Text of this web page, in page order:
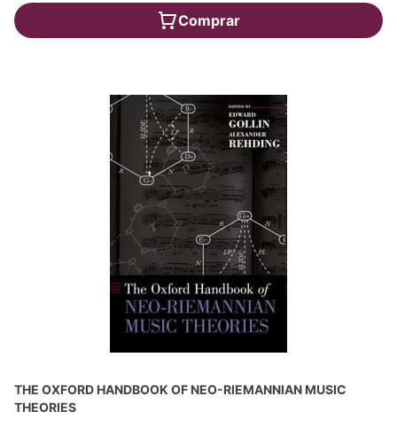
Comprar
THE OXFORD HANDBOOK OF NEO-RIEMANNIAN MUSIC
THEORIES